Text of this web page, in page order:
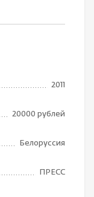
2011
20000 рублей
Белоруссия
ПРЕСС